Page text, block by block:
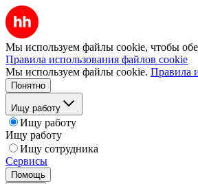
Мы используем файлы cookie, чтобы
Правила использования файлов cookie
Мы используем файлы cookie. Правила
Понятно
Ищу работу
Ищу работу
Ищу работу
Ищу сотрудника
Сервисы
Помощь